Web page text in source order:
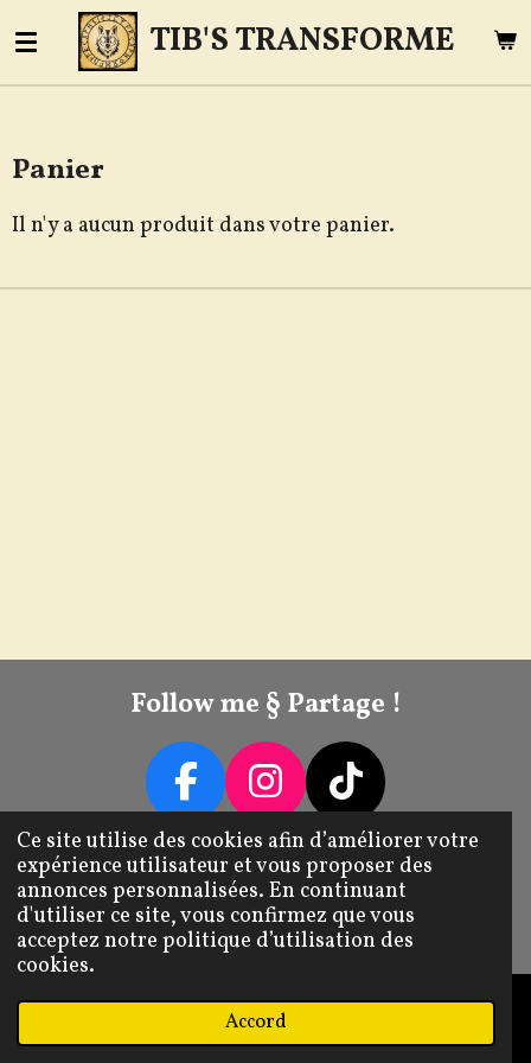
Ce site utilise des cookies afin d’améliorer votre
expérience utilisateur et vous proposer des
annonces personnalisées. En continuant
d'utiliser ce site, vous confirmez que vous
acceptez notre politique d’utilisation des
cookies.
Accord
Passer
au
contenu
TIB'S TRANSFORME
Panier
Il n'y a aucun produit dans votre panier.
Follow me § Partage !
F
A
C
E
B
O
I
N
S
T
A
G
R
T
I
K
T
O
K
Livraison / Retour / Échange
Mentions Légales CGV
© 2022 - 2026 Tib's Transforme
Téléphone